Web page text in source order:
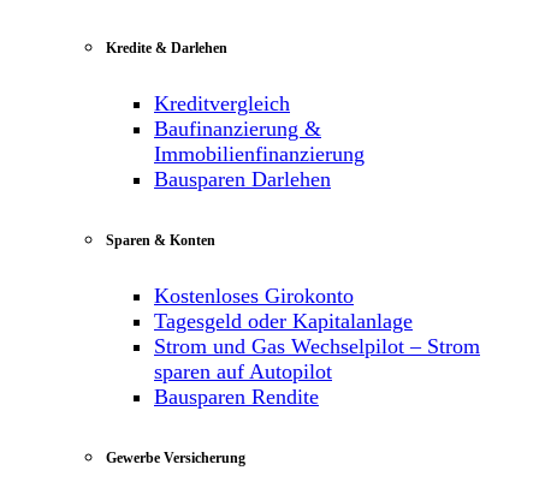
Kredite & Darlehen
Kreditvergleich
Baufinanzierung &
Immobilienfinanzierung
Bausparen Darlehen
Sparen & Konten
Kostenloses Girokonto
Tagesgeld oder Kapitalanlage
Strom und Gas Wechselpilot – Strom
sparen auf Autopilot
Bausparen Rendite
Gewerbe Versicherung